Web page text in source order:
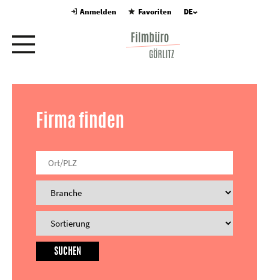
Anmelden Favoriten DE
Firma finden
SUCHEN